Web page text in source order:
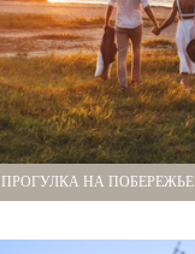
ПРОГУЛКА НА ПОБЕРЕЖЬЕ